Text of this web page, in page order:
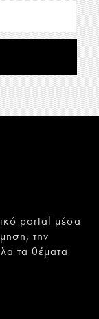
portal μέσα
την
τα θέματα